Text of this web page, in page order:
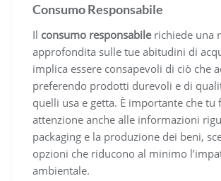
Consumo Responsabile
Il consumo responsabilerichiede una
approfondita sulle tue abitudini di
implica essere consapevoli di ciò che
preferendo prodotti durevoli e di
quelli usa e getta. È importante che tu
attenzione anche alle informazioni
packaging e la produzione dei beni,
opzioni che riducono al minimo
ambientale.